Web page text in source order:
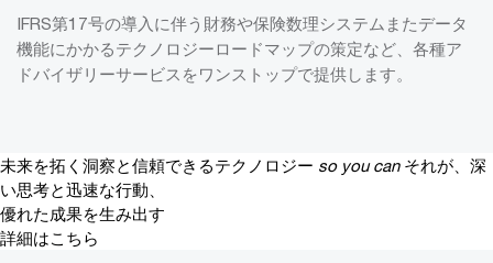
IFRS第17号の導入に伴う財務や保険数理システムまたデータ
機能にかかるテクノロジーロードマップの策定など、各種ア
ドバイザリーサービスをワンストップで提供します。
未来を拓く洞察と信頼できるテクノロジー so you can それが、深
い思考と迅速な行動、
優れた成果を生み出す
詳細はこちら